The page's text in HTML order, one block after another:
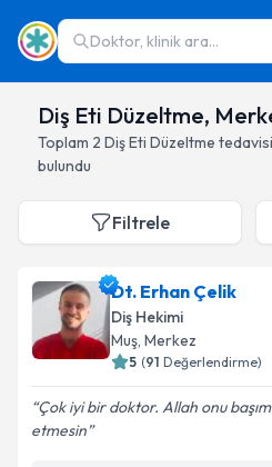
Doktor, klinik ara...
Diş Eti Düzeltme,
Toplam 2 Diş Eti Düzeltme
bulundu
Filtrele
Dt. Erhan Çelik
Diş Hekimi
Muş, Merkez
5 (91 Değerlendirme)
Çok iyi bir doktor. Allah onu
etmesin